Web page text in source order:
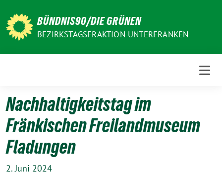
zum
Inhalt
BÜNDNIS90/DIE GRÜNEN
BEZIRKSTAGSFRAKTION UNTERFRANKEN
Nachhaltigkeitstag im
Fränkischen Freilandmuseum
Fladungen
2. Juni 2024